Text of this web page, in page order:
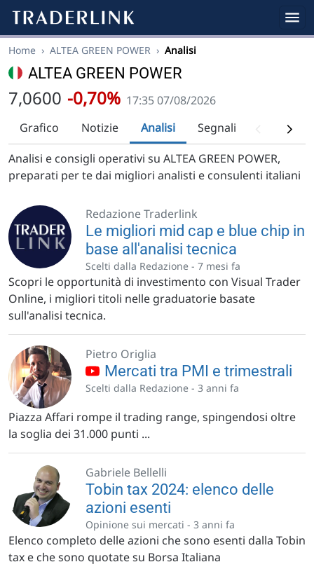
Home › ALTEA GREEN POWER › Analisi
ALTEA GREEN POWER
7,0600 -0,70% 17:35 07/08/2026
Grafico
Notizie Analisi Segnali
Analisi
Analisi e consigli operativi su ALTEA GREEN POWER,
preparati per te dai migliori analisti e consulenti italiani
Redazione Traderlink
Le migliori mid cap e blue chip in
base all'analisi tecnica
Scelti dalla Redazione - 7 mesi fa
Scopri le opportunità di investimento con Visual Trader
Online, i migliori titoli nelle graduatorie basate
sull'analisi tecnica.
Pietro Origlia
Mercati tra PMI e trimestrali
Scelti dalla Redazione - 3 anni fa
Piazza Affari rompe il trading range, spingendosi oltre
la soglia dei 31.000 punti ...
Gabriele Bellelli
Tobin tax 2024: elenco delle
azioni esenti
Opinione sui mercati - 3 anni fa
Elenco completo delle azioni che sono esenti dalla Tobin
tax e che sono quotate su Borsa Italiana